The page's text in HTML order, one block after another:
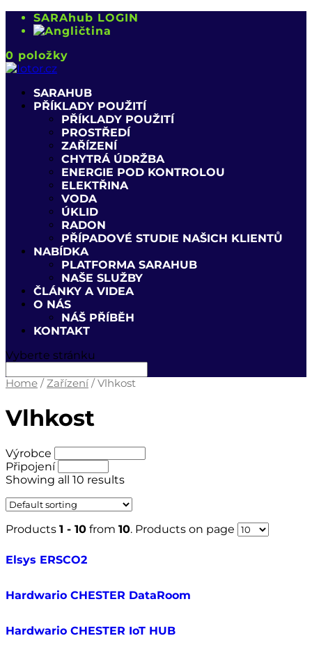
SARAhub LOGIN
0 položky
SARAHUB
PŘÍKLADY POUŽITÍ
PŘÍKLADY POUŽITÍ
PROSTŘEDÍ
ZAŘÍZENÍ
CHYTRÁ ÚDRŽBA
ENERGIE POD KONTROLOU
ELEKTŘINA
VODA
ÚKLID
RADON
PŘÍPADOVÉ STUDIE NAŠICH KLIENTŮ
NABÍDKA
PLATFORMA SARAHUB
NAŠE SLUŽBY
ČLÁNKY A VIDEA
O NÁS
NÁŠ PŘÍBĚH
KONTAKT
Vyberte stránku
Home / Zařízení / Vlhkost
Vlhkost
Výrobce
Připojení
Showing all 10 results
Products 1 - 10 from 10. Products on page
Elsys ERSCO2
Hardwario CHESTER DataRoom
Hardwario CHESTER IoT HUB